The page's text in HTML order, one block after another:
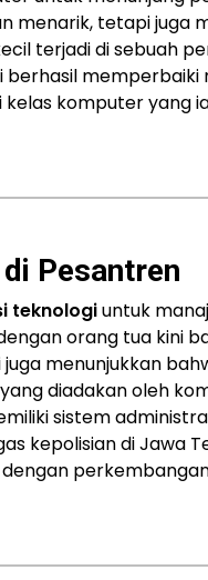
menarik, tetapi juga
terjadi di sebuah
berhasil
komputer yang
Pesantren
teknologiuntuk
orang tua kini
menunjukkan
diadakan oleh
sistem
kepolisian di Jawa